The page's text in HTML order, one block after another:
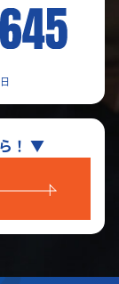
！ ▼